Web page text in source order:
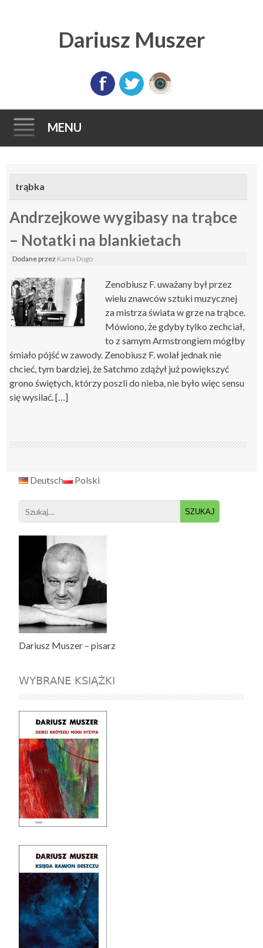
Dariusz Muszer
MENU
content
trąbka
Andrzejkowe wygibasy na trąbce
– Notatki na blankietach
Dodaneprzez Kama Dogo
Zenobiusz F. uważany był przez
wielu znawców sztuki muzycznej
za mistrza świata w grze na trąbce.
Mówiono, że gdyby tylko zechciał,
to z samym Armstrongiem mógłby
śmiało pójść w zawody. Zenobiusz F. wolał jednak nie
chcieć, tym bardziej, że Satchmo zdążył już powiększyć
grono świętych, którzy poszli do nieba, nie było więc sensu
się wysilać. […]
Deutsch Polski
Search
for:
Dariusz Muszer – pisarz
WYBRANE KSIĄŻKI